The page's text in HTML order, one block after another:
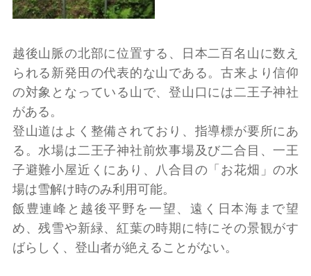
越後山脈の北部に位置する、日本二百名山に数え
られる新発田の代表的な山である。古来より信仰
の対象となっている山で、登山口には二王子神社
がある。
登山道はよく整備されており、指導標が要所にあ
る。水場は二王子神社前炊事場及び二合目、一王
子避難小屋近くにあり、八合目の「お花畑」の水
場は雪解け時のみ利用可能。
飯豊連峰と越後平野を一望、遠く日本海まで望
め、残雪や新緑、紅葉の時期に特にその景観がす
ばらしく、登山者が絶えることがない。